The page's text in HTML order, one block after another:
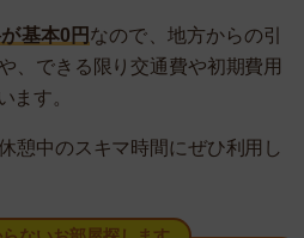
基本0円 なので、地方からの引
、できる限り交通費や初期費用
ます。
憩中のスキマ時間にぜひ利用し